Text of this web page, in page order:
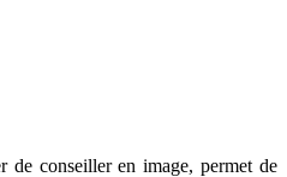
de conseiller en image, permet de